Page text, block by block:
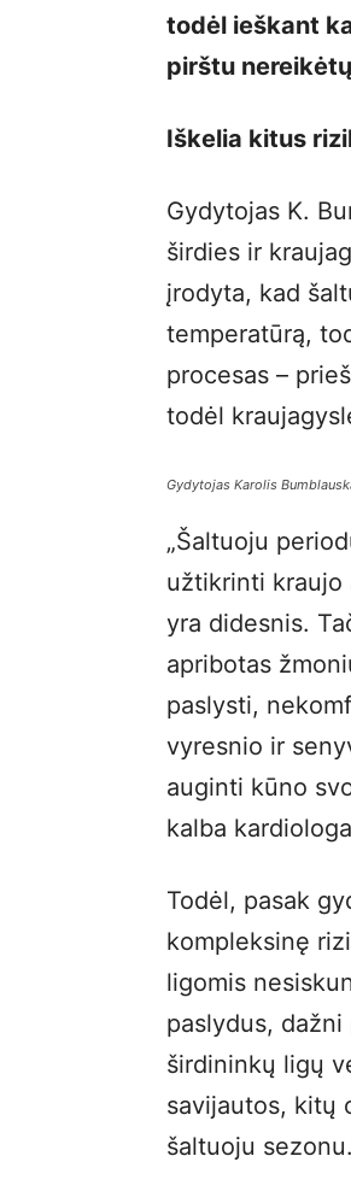
todėl ieškant
pirštu
Iškelia kitus
Gydytojas K.
širdies ir
įrodyta, kad
temperatūrą,
procesas –
todėl
Gydytojas Karolis
„Šaltuoju
užtikrinti kraujo
yra didesnis.
apribotas
paslysti,
vyresnio ir
auginti kūno
kalba
Todėl, pasak
kompleksinę
ligomis
paslydus,
širdininkų ligų
savijautos, kitų
šaltuoju sezonu.